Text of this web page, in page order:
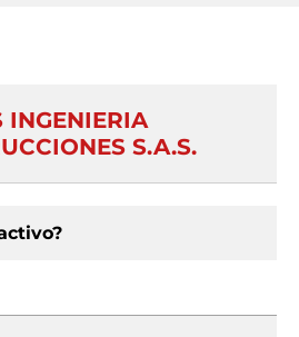
INGENIERIA
S.A.S.